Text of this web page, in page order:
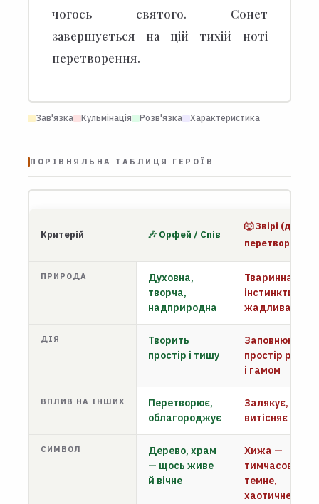
чогось святого. Сонет
завершується на цій тихій ноті
перетворення.
Зав'язка Кульмінація Розв'язка Характеристика
ПОРІВНЯЛЬНА ТАБЛИЦЯ ГЕРОЇВ
Критерій 🎶 Орфей / Спів
🐺 Звірі (до
перетворення)
ПРИРОДА
Духовна,
творча,
надприродна
Тваринна,
інстинктивна,
жадлива
ДІЯ
Творить
простір і тишу
Заповнюють
простір ревом
і гамом
ВПЛИВ НА ІНШИХ
Перетворює,
облагороджує
Залякує,
витісняє
СИМВОЛ
Дерево, храм
— щось живе
й вічне
Хижа —
тимчасове,
темне,
хаотичне